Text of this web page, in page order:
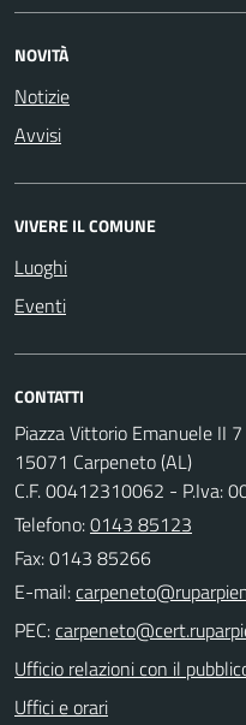
NOVITÀ
Notizie
Avvisi
VIVERE IL COMUNE
Luoghi
Eventi
CONTATTI
Piazza Vittorio Emanuele II 7
15071 Carpeneto (AL)
C.F. 00412310062 - P.Iva:
Telefono:0143 85123
Fax: 0143 85266
E-mail:
PEC:
Ufficio relazioni con il
Uffici e orari